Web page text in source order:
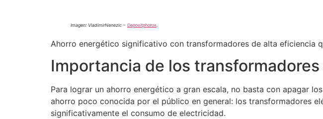
Imagen: VladimirNenezic – Depositphotos
Ahorro energético significativo con transformadores de alta eficiencia
Importancia de los
Para lograr un ahorro energético a gran escala, no basta con apagar
ahorro poco conocida por el público en general: los transformadores
significativamente el consumo de electricidad.